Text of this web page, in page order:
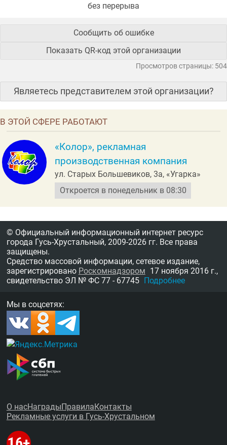
без перерыва
Сообщить об ошибке
Показать QR-код этой организации
Просмотров страницы: 504
Являетесь представителем этой организации?
В ЭТОЙ СФЕРЕ РАБОТАЮТ
«Колор», рекламная
производственная компания
ул. Старых Большевиков, 3а, «Угарка»
Откроется в понедельник в 08:30
© Официальный информационный интернет ресурс
города Гусь-Хрустальный, 2009-2026 гг. Все права
защищены.
Средство массовой информации, сетевое издание,
зарегистрировано Роскомнадзором 17 ноября 2016 г.,
свидетельство ЭЛ № ФС 77 - 67745 Подробнее
Мы в соцсетях:
О насНаградыПравилаКонтакты
Рекламные услуги в Гусь-Хрустальном